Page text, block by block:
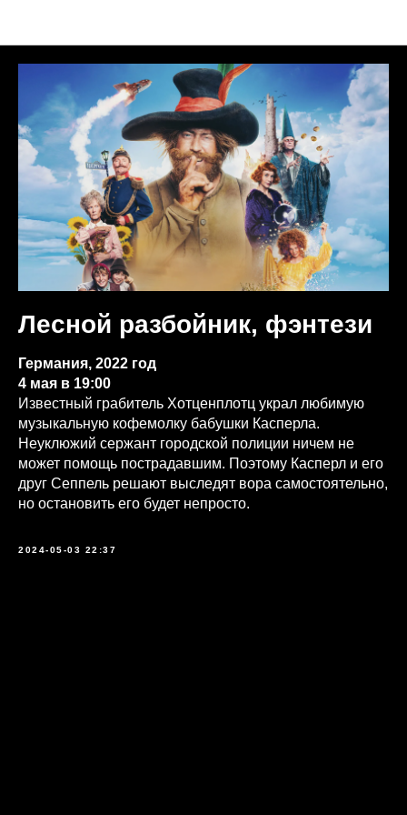
Лесной разбойник, фэнтези
Германия, 2022 год
4 мая в 19:00
Известный грабитель Хотценплотц украл любимую
музыкальную кофемолку бабушки Касперла.
Неуклюжий сержант городской полиции ничем не
может помощь пострадавшим. Поэтому Касперл и его
друг Сеппель решают выследят вора самостоятельно,
но остановить его будет непросто.
2024-05-03 22:37